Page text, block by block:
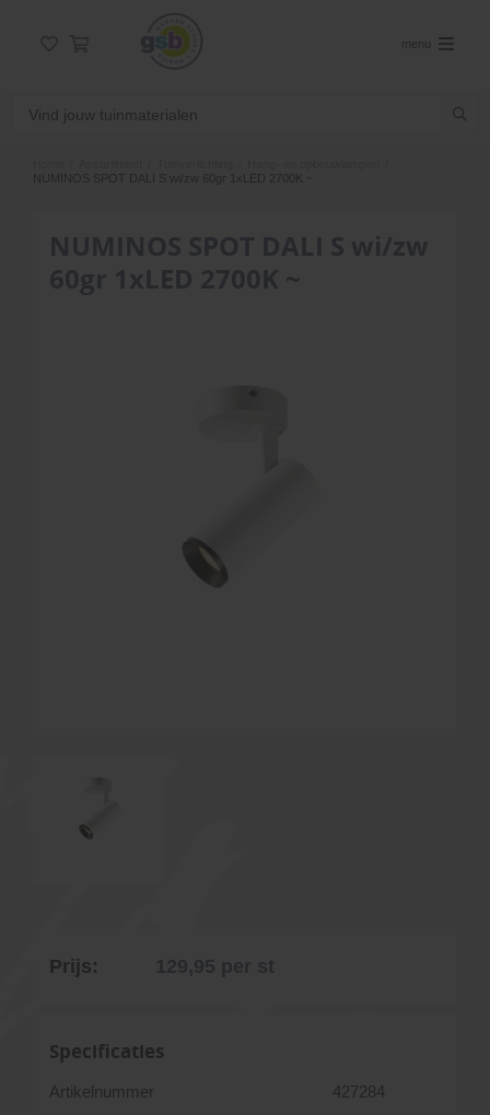
menu
NUMINOS SPOT DALI S wi/zw 60gr 1xLED 2700K ~
Prijs:
Specificaties
Artikelnummer 427284